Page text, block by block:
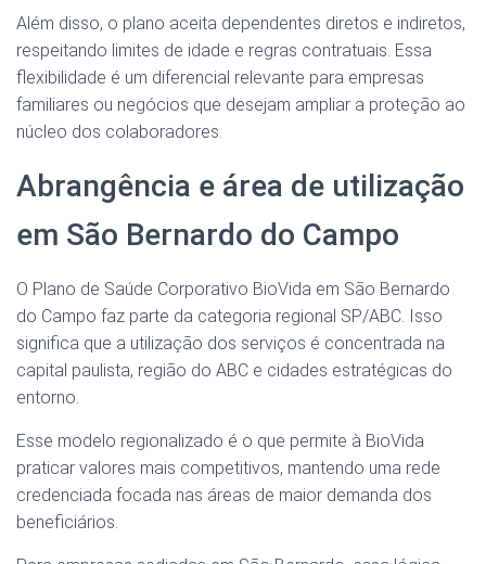
Além disso, o plano aceita dependentes diretos e indiretos,
respeitando limites de idade e regras contratuais. Essa
flexibilidade é um diferencial relevante para empresas
familiares ou negócios que desejam ampliar a proteção ao
núcleo dos colaboradores.
Abrangência e área de utilização
em São Bernardo do Campo
O Plano de Saúde Corporativo BioVida em São Bernardo
do Campo faz parte da categoria regional SP/ABC. Isso
significa que a utilização dos serviços é concentrada na
capital paulista, região do ABC e cidades estratégicas do
entorno.
Esse modelo regionalizado é o que permite à BioVida
praticar valores mais competitivos, mantendo uma rede
credenciada focada nas áreas de maior demanda dos
beneficiários.